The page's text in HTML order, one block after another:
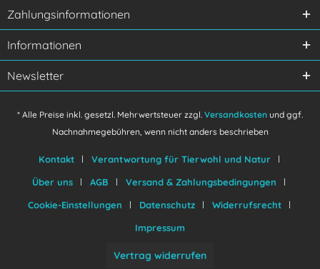
Ich habe die
verstanden und stimme zu.
Mit * gekennzeichnete Felder sind Pflichtfelder.
Senden
Zahlungsinformationen
Informationen
Newsletter
* Alle Preise inkl. gesetzl. Mehrwertsteuer zzgl. Versandkosten und ggf.
Nachnahmegebühren, wenn nicht anders beschrieben
Kontakt
Verantwortung für Tierwohl und Natur
Über uns
AGB
Versand & Zahlungsbedingungen
Cookie-Einstellungen
Datenschutz
Widerrufsrecht
Impressum
Vertrag widerrufen